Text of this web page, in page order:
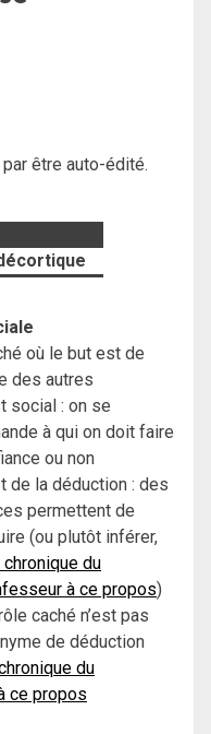
être auto-édité.
où le but est de
des autres
social : on se
à qui on doit faire
ou non
de la déduction : des
permettent de
(ou plutôt inférer,
chronique du
à ce propos)
caché n’est pas
de déduction
du
ce propos